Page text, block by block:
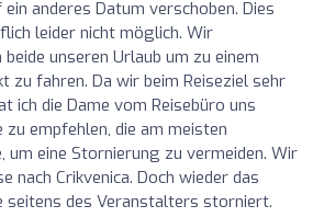
anderes Datum verschoben. Dies
leider nicht möglich. Wir
unseren Urlaub um zu einem
zu fahren. Da wir beim Reiseziel sehr
ich die Dame vom Reisebüro uns
zu empfehlen, die am meisten
um eine Stornierung zu vermeiden. Wir
nach Crikvenica. Doch wieder das
seitens des Veranstalters storniert.